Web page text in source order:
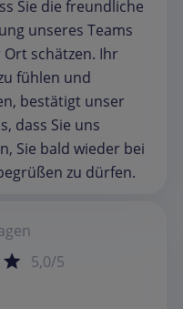
Sie die freundliche
unseres Teams
schätzen. Ihr
fühlen und
bestätigt unser
dass Sie uns
Sie bald wieder bei
zu dürfen.
5,0/5